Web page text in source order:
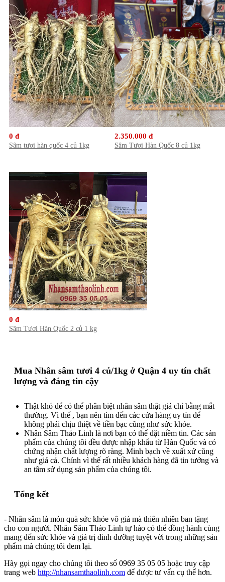
0 đ
Sâm tươi hàn quốc 4 củ 1kg
2.350.000 đ
Sâm Tươi Hàn Quốc 8 củ 1kg
0 đ
Sâm Tươi Hàn Quốc 2 củ 1 kg
Mua Nhân sâm tươi 4 củ/1kg ở Quận 4 uy tín chất
lượng và đáng tin cậy
Thật khó để có thể phân biệt nhân sâm thật giả chỉ bằng mắt
thường. Vì thế , bạn nên tìm đến các cửa hàng uy tín để
không phải chịu thiệt về tiền bạc cũng như sức khỏe.
Nhân Sâm Thảo Linh là nơi bạn có thể đặt niềm tin. Các sản
phẩm của chúng tôi đều được nhập khẩu từ Hàn Quốc và có
chứng nhận chất lượng rõ ràng. Minh bạch về xuất xứ cũng
như giá cả. Chính vì thế rất nhiều khách hàng đã tin tưởng và
an tâm sử dụng sản phẩm của chúng tôi.
Tổng kết
- Nhân sâm là món quà sức khỏe vô giá mà thiên nhiên ban tặng
cho con người. Nhân Sâm Thảo Linh tự hào có thể đồng hành cùng
mang đến sức khỏe và giá trị dinh dưỡng tuyệt vời trong những sản
phẩm mà chúng tôi đem lại.
Hãy gọi ngay cho chúng tôi theo số 0969 35 05 05 hoặc truy cập
trang web http://nhansamthaolinh.com để được tư vấn cụ thể hơn.